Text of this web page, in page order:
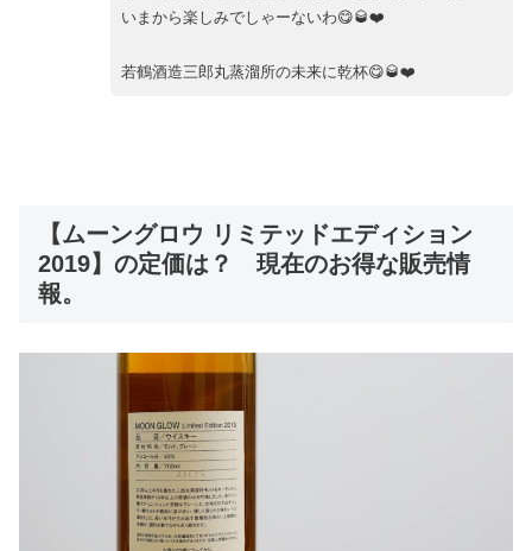
いまから楽しみでしゃーないわ😋🥃❤️
若鶴酒造三郎丸蒸溜所の未来に乾杯😋🥃❤️
【ムーングロウ リミテッドエディション
2019】の定価は？ 現在のお得な販売情
報。